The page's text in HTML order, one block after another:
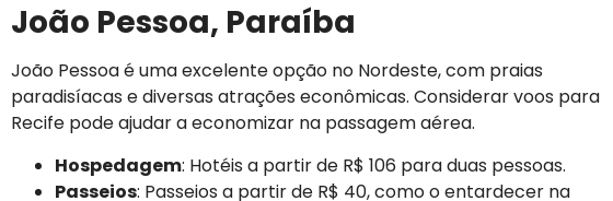
João Pessoa, Paraíba
João Pessoa é uma excelente opção no Nordeste, com praias
paradisíacas e diversas atrações econômicas. Considerar voos para
Recife pode ajudar a economizar na passagem aérea.
Hospedagem: Hotéis a partir de R$ 106 para duas pessoas.
Passeios: Passeios a partir de R$ 40, como o entardecer na